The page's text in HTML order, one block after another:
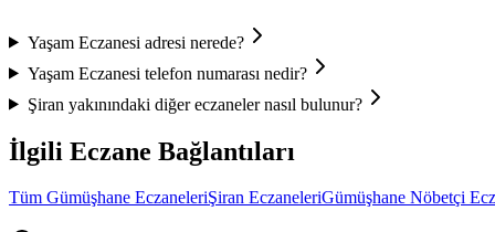
Yaşam Eczanesi adresi nerede?
Yaşam Eczanesi telefon numarası nedir?
Şiran yakınındaki diğer eczaneler nasıl bulunur?
İlgili Eczane Bağlantıları
Tüm Gümüşhane EczaneleriŞiran EczaneleriGümüşhane Nöbetçi